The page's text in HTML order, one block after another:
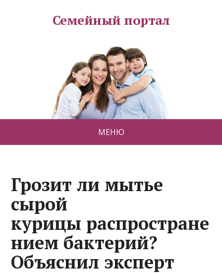
Семейный портал
МЕНЮ
Грозит ли мытье
сырой
курицы распростране
нием бактерий?
Объяснил эксперт